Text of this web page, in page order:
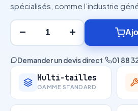
spécialisés, comme l’industrie
− +
Demander un devis direct· 01 88
Multi-tailles
GAMME STANDARD